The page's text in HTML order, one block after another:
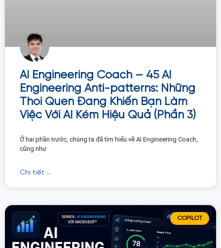
AI Engineering Coach – 45 AI
Engineering Anti-patterns: Những
Thói Quen Đang Khiến Bạn Làm
Việc Với AI Kém Hiệu Quả (Phần 3)
Ở hai phần trước, chúng ta đã tìm hiểu về AI Engineering Coach,
cũng như
Chi tiết ...
COPILOT